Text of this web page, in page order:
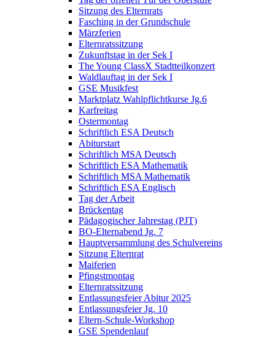
Sitzung des Elternrats
Fasching in der Grundschule
Märzferien
Elternratssitzung
Zukunftstag in der Sek I
The Young ClassX Stadtteilkonzert
Waldlauftag in der Sek I
GSE Musikfest
Marktplatz Wahlpflichtkurse Jg.6
Karfreitag
Ostermontag
Schriftlich ESA Deutsch
Abiturstart
Schriftlich MSA Deutsch
Schriftlich ESA Mathematik
Schriftlich MSA Mathematik
Schriftlich ESA Englisch
Tag der Arbeit
Brückentag
Pädagogischer Jahrestag (PJT)
BO-Elternabend Jg. 7
Hauptversammlung des Schulvereins
Sitzung Elternrat
Maiferien
Pfingstmontag
Elternratssitzung
Entlassungsfeier Abitur 2025
Entlassungsfeier Jg. 10
Eltern-Schule-Workshop
GSE Spendenlauf